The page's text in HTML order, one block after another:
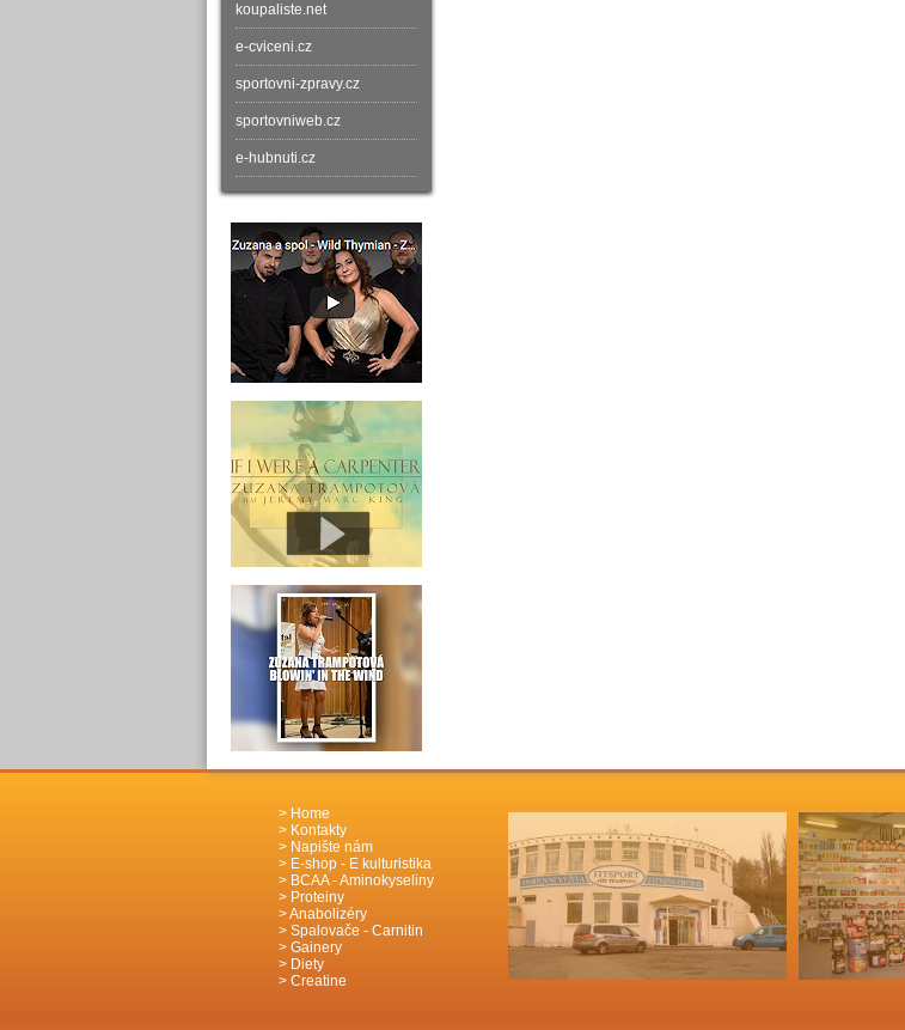
koupaliste.net
e-cviceni.cz
sportovni-zpravy.cz
sportovniweb.cz
e-hubnuti.cz
Home
Kontakty
Napište nám
E-shop - E kulturistika
BCAA - Aminokyseliny
Proteiny
Anabolizéry
Spalovače - Carnitin
Gainery
Diety
Creatine